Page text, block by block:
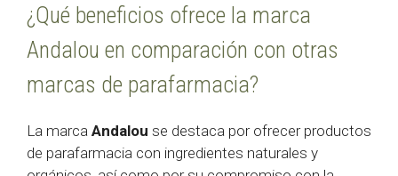
¿Qué beneficios ofrece la marca
Andalou en comparación con otras
marcas de parafarmacia?
La marca Andalou se destaca por ofrecer productos
de parafarmacia con ingredientes naturales y